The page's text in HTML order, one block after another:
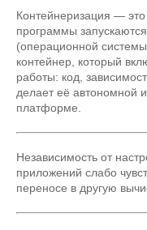
Контейнеризация —
программы
(операционной
контейнер, который
работы: код,
делает её автономной
платформе.
Независимость от
приложений слабо
переносе в другую